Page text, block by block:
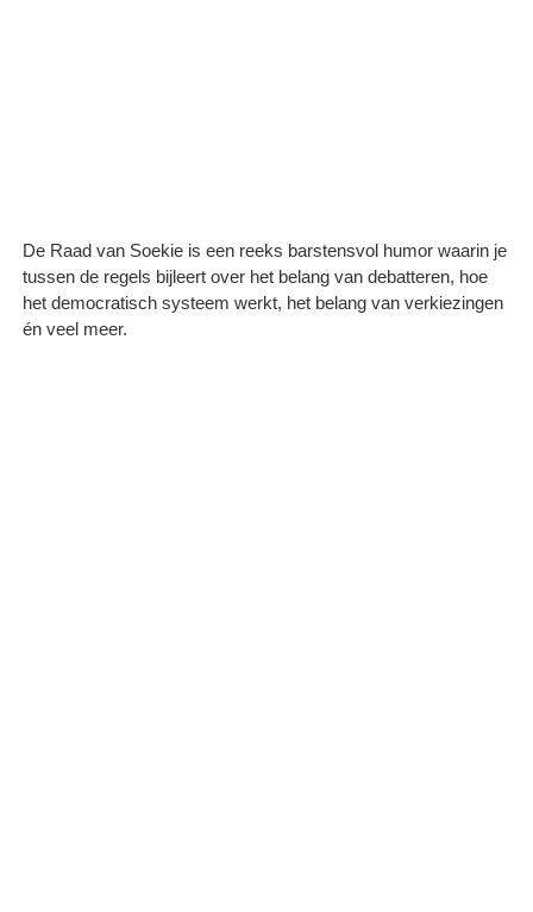
De Raad van Soekie is een reeks barstensvol humor waarin je
tussen de regels bijleert over het belang van debatteren, hoe
het democratisch systeem werkt, het belang van verkiezingen
én veel meer.